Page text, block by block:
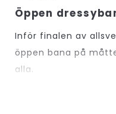
Öppen
Inför finalen av
öppen bana på
alla.